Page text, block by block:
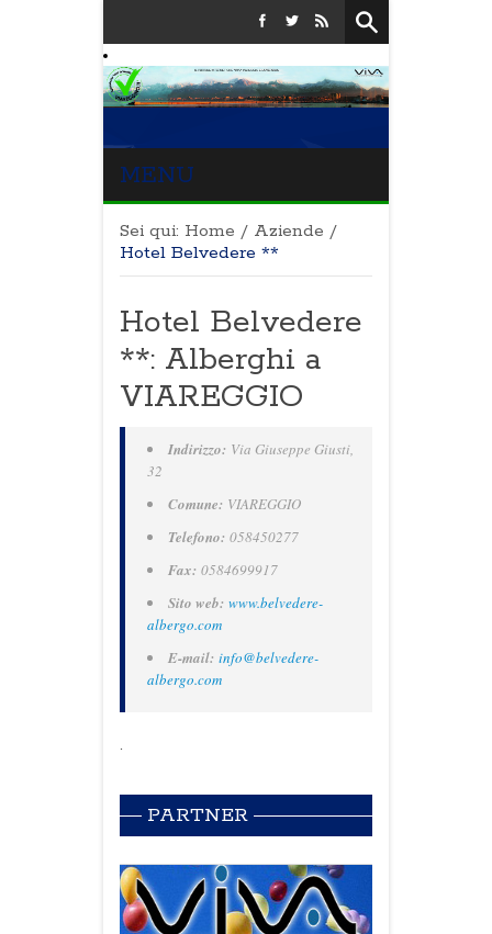
MENU
Sei qui: Home / Aziende /
Hotel Belvedere **
Hotel Belvedere
**: Alberghi a
VIAREGGIO
Indirizzo: Via Giuseppe Giusti,
32
Comune: VIAREGGIO
Telefono: 058450277
Fax: 0584699917
Sito web: www.belvedere-
albergo.com
E-mail: info@belvedere-
albergo.com
.
PARTNER